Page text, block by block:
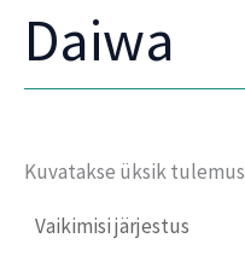
Daiwa
Kuvatakse üksik tulemus